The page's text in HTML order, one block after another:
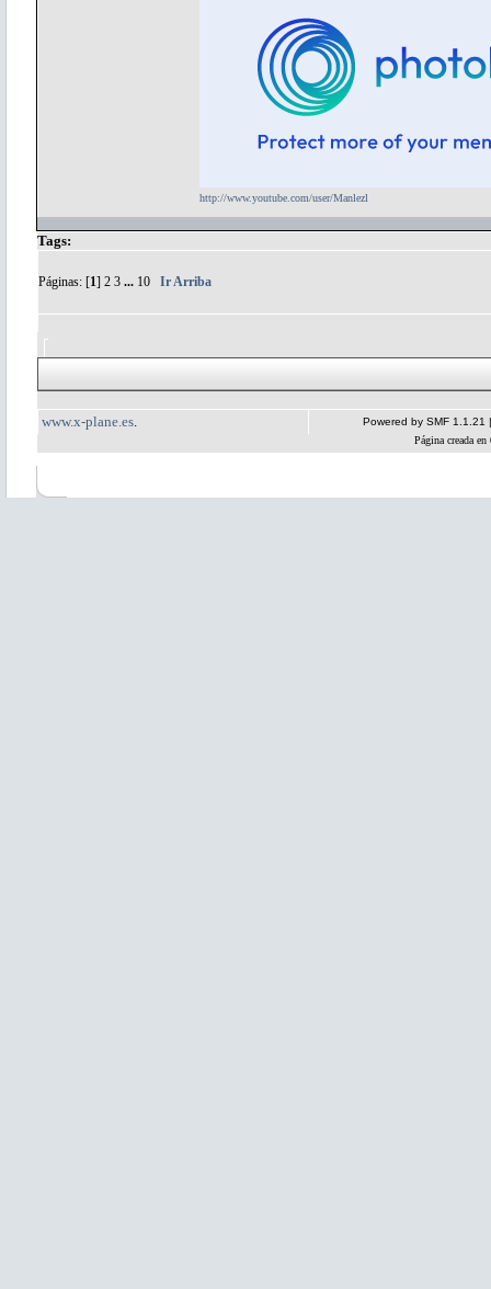
http://www.youtube.com/user/Manlezl
Tags:
Páginas: [1] 2 3 ... 10 Ir Arriba
www.x-plane.es Powered by SMF 1.1.21
Página creada